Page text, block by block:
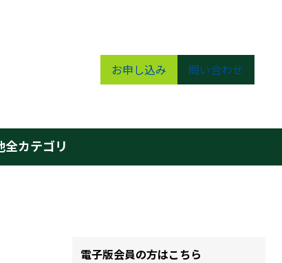
お申し込み 問い合わせ
全カテゴリ
電子版会員の方はこちら